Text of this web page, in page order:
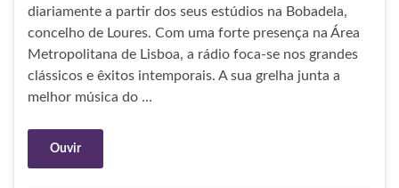
diariamente a partir dos seus estúdios na Bobadela,
concelho de Loures. Com uma forte presença na Área
Metropolitana de Lisboa, a rádio foca-se nos grandes
clássicos e êxitos intemporais. A sua grelha junta a
melhor música do …
Ouvir